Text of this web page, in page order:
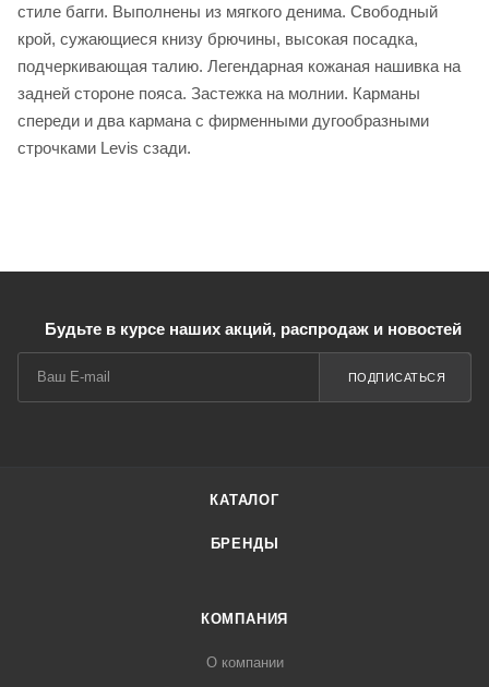
стиле багги. Выполнены из мягкого денима. Свободный
крой, сужающиеся книзу брючины, высокая посадка,
подчеркивающая талию. Легендарная кожаная нашивка на
задней стороне пояса. Застежка на молнии. Карманы
спереди и два кармана с фирменными дугообразными
строчками Levis сзади.
Будьте в курсе наших акций, распродаж и новостей
ПОДПИСАТЬСЯ
КАТАЛОГ
БРЕНДЫ
КОМПАНИЯ
О компании